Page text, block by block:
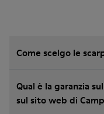
Come scelgo le
Qual è la garanzia
sul sito web di